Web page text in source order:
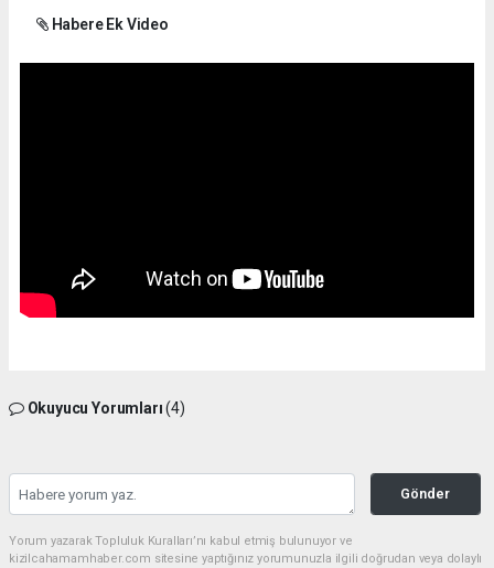
Habere Ek Video
Okuyucu Yorumları(4)
Gönder
Yorum yazarak Topluluk Kuralları’nı kabul etmiş bulunuyor ve
kizilcahamamhaber.com sitesine yaptığınız yorumunuzla ilgili doğrudan veya dolaylı